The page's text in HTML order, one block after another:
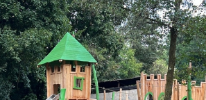
Blog
Partner